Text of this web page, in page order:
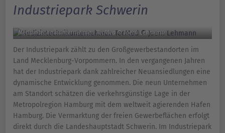
Industriepark Schwerin
Medizintechnikunternehmen TecMed © Joern Lehmann
Der Industriepark zählt zu den Großgewerbestandorten im
Land Mecklenburg-Vorpommern. In den vergangenen Jahren
hat der Industriepark dank zahlreicher Neuansiedlungen eine
dynamische Entwicklung genommen. Die neun Unternehmen
am Standort schätzen die verkehrsgünstige Lage in der
Metropolregion Hamburg mit dem weltweit agierenden Hafen
Hamburg. Die Vermarktung der freien Gewerbeflächen erfolgt
direkt durch die Landeshauptstadt Schwerin. Im Industriepark